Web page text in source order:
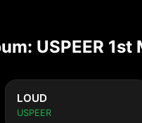
USPEER 1st
LOUD
USPEER